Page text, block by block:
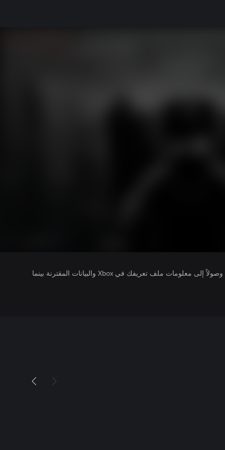
يتلقى ناشرو الألعاب التي تقوم بتشغيلها وصولاً إلى معلومات ملف تعريفك في Xbox والبيانات المقترنة بينما